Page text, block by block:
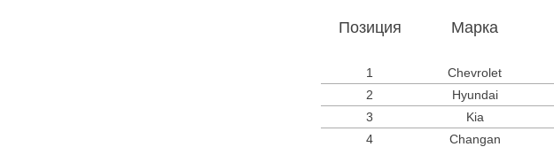
Позиция Марка
1 Chevrolet
2
Hyundai
3
Kia
4
Changan